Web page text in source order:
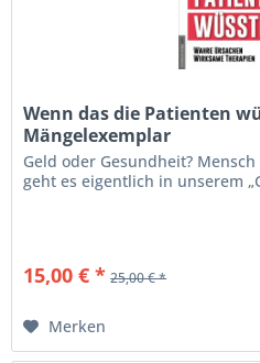
Wenn das die Patienten
Mängelexemplar
Geld oder Gesundheit?
geht es eigentlich in unserem
15,00 € * 25,00 € *
Merken